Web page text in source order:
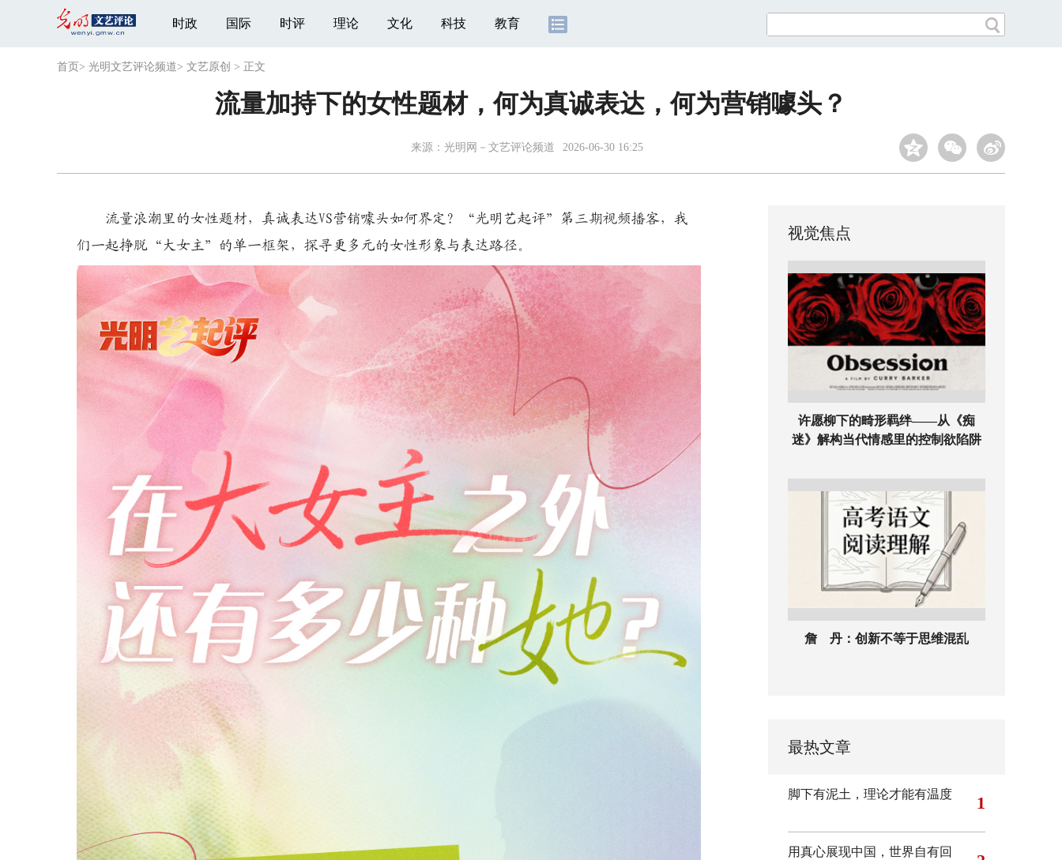
时政 国际 时评 理论 文化 科技 教育
首页 > 光明文艺评论频道> 文艺原创 > 正文
流量加持下的女性题材，何为真诚表达，何为营销噱头？
来源： 光明网－文艺评论频道 2026-06-30 16:25
流量浪潮里的女性题材，真诚表达VS营销噱头如何界定？“光明艺起评”第三期视频播客，我
们一起挣脱“大女主”的单一框架，探寻更多元的女性形象与表达路径。
视觉焦点
许愿柳下的畸形羁绊——从《痴
迷》解构当代情感里的控制欲陷阱
詹 丹：创新不等于思维混乱
最热文章
脚下有泥土，理论才能有温度 1
用真心展现中国，世界自有回